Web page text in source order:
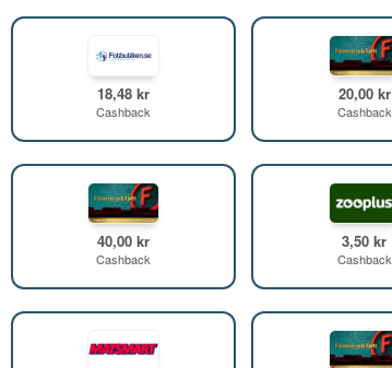
18,48 kr
Cashback
20,00 kr
Cashback
40,00 kr
Cashback
3,50 kr
Cashback